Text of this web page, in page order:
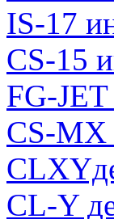
IS-17
CS-15
FG-
CS-MX
CL-Y